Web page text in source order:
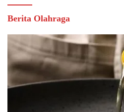
Berita Olahraga